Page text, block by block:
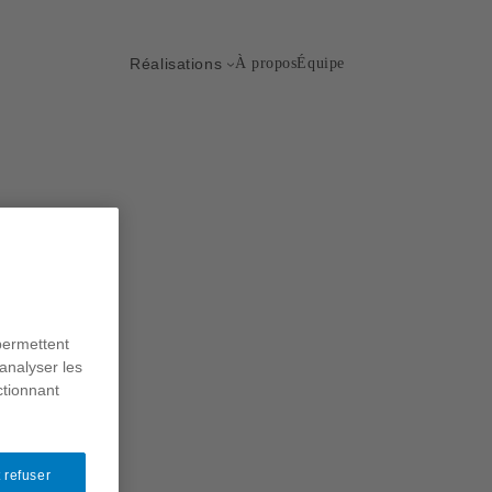
Réalisations À propos Équipe
les
refuser